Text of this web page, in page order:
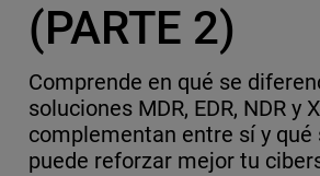
(PARTE 2)
Comprende en qué se
soluciones MDR, EDR, NDR y
complementan entre sí y qué
puede reforzar mejor tu